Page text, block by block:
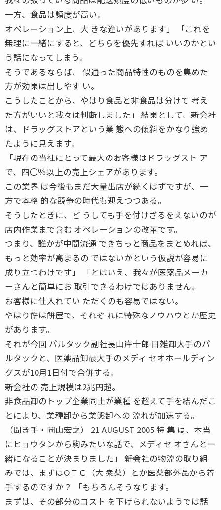
一方、食品は頻度が高い。
オペレーション上、大 きな違いがあります」 「これを
無理に一緒にすると、どちらを優先すれば いいのかとい
う話になってしまう。
そうであるならば、 似通った商品特性のものを集めた
方が効果は出しやす い。
こうしたことから、やはり食品と非食品は分けて 考え
た方がいいと我々は判断しました」 ――結果として、新会社
は、ドラッグストアという業 態への傾斜をかなり強め
たように見えます。
「現在の当社にとって最大のお客様はドラッグスト ア
で、四〇％以上の売上シェアがあります。
この業界 は今後もまだ大量出店が続くはずですが、一
方で本格 的な競争の時代も迎えつつある。
そうしたときに、ど うしても手を付けざるをえないのが
店内作業まで含む オペレーションの改革です。
つまり、誰かが中間流通 できちっと商品をまとめれば、
もっと効率が高まるの ではないかという仮説が容易に
成り立つわけです」 「とはいえ、我々が医薬品メーカ
ーさんと簡単にお 取引できるわけではありません。
お客様に仕入れてい ただくのも容易ではない。
やはり餅は餅屋で、それぞ れに特殊なノウハウとか歴史
があります。
それが今回 パルタック副社長山岸十郎 日雑卸大手のパ
ルタックと、医薬品卸最大手のメディ セオホールディン
グスが10月1日付で合併する。
新会社の 売上規模は2兆円超。
非食品卸のトップ企業同士が業種 を超えて手を結んだこ
とにより、業種卸から業態卸への 流れが加速する。
（聞き手・岡山宏之） 21 AUGUST 2005 特 集 は、本当
にヒョウタンから駒みたいな話で、メディセ オさんと一
緒になることが決まりました」 ――新会社の物流の取り組
みでは、まずはОＴＣ（大 衆薬）とか医薬部外品から着
手するのですか？ 「もちろんそうなります。
まずは、その部分のコスト を下げられないようでは話